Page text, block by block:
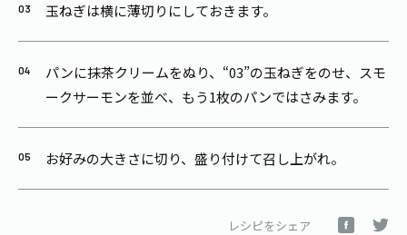
玉ねぎは横に薄切りにしておきます。
パンに抹茶クリームをぬり、“03”の玉ねぎをのせ、スモ
ークサーモンを並べ、もう1枚のパンではさみます。
お好みの大きさに切り、盛り付けて召し上がれ。
レシピをシェア